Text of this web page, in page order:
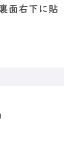
面右下に貼